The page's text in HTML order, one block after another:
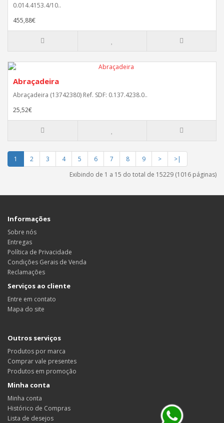
0.014.4153.4/10..
455,88€
Abraçadeira
Abraçadeira (13742380) Ref. SDF: 0.137.4238.0..
25,52€
1 2 3 4 5 6 7 8 9 >
>|
Exibindo de 1 a 15 do total de 15229 (1016 páginas)
Informações
Sobre nós
Entregas
Política de Privacidade
Condições Gerais de Venda
Reclamações
Serviços ao cliente
Entre em contato
Mapa do site
Outros serviços
Produtos por marca
Comprar vale presentes
Produtos em promoção
Minha conta
Minha conta
Histórico de Compras
Lista de desejos